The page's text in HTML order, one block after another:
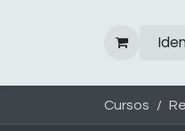
Cursos